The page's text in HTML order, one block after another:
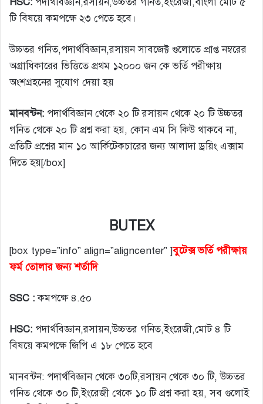
টি বিষয়ে কমপক্ষে ২৩ পেতে হবে।
উচ্চতর গনিত,পদার্থবিজ্ঞান,রসায়ন সাবজেক্ট গুলোতে প্রাপ্ত নম্বরের
অগ্রাধিকারের ভিত্তিতে প্রথম ১২০০০ জন কে ভর্তি পরীক্ষায়
অংশগ্রহনের সুযোগ দেয়া হয়
মানবন্টন: পদার্থবিজ্ঞান থেকে ২০ টি রসায়ন থেকে ২০ টি উচ্চতর
গনিত থেকে ২০ টি প্রশ্ন করা হয়, কোন এম সি কিউ থাকবে না,
প্রতিটি প্রশ্নের মান ১০ আর্কিটেকচারের জন্য আলাদা ড্রয়িং এক্সাম
দিতে হয়[/box]
BUTEX
[box type=”info” align=”aligncenter” ]বুটেক্স ভর্তি পরীক্ষায়
ফর্ম তোলার জন্য শর্তাদি
SSC :কমপক্ষে ৪.৫০
HSC: পদার্থবিজ্ঞান,রসায়ন,উচ্চতর গনিত,ইংরেজী,মোট ৪ টি
বিষয়ে কমপক্ষে জিপি এ ১৮ পেতে হবে
মানবন্টন: পদার্থবিজ্ঞান থেকে ৩০টি,রসায়ন থেকে ৩০ টি, উচ্চতর
গনিত থেকে ৩০ টি,ইংরেজী থেকে ১০ টি প্রশ্ন করা হয়, সব গুলোই